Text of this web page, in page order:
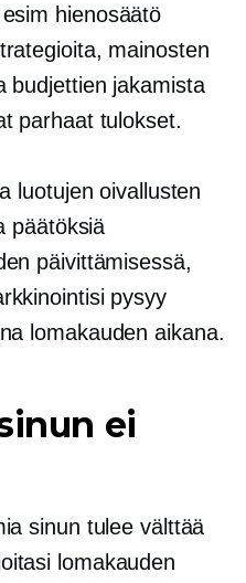
hienosäätö
mainosten
budjettien jakamista
parhaat tulokset.
luotujen oivallusten
päätöksiä
päivittämisessä,
pysyy
lomakauden aikana.
ei
sinun tulee välttää
lomakauden